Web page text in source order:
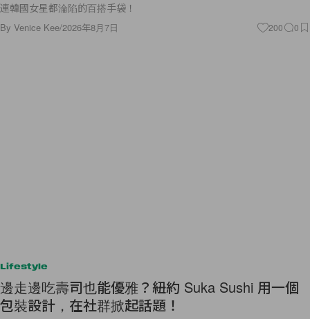
連韓國女星都淪陷的百搭手袋！
By Venice Kee/2026年8月7日 200 0
Lifestyle
邊走邊吃壽司也能優雅？紐約 Suka Sushi 用一個
包裝設計，在社群掀起話題！